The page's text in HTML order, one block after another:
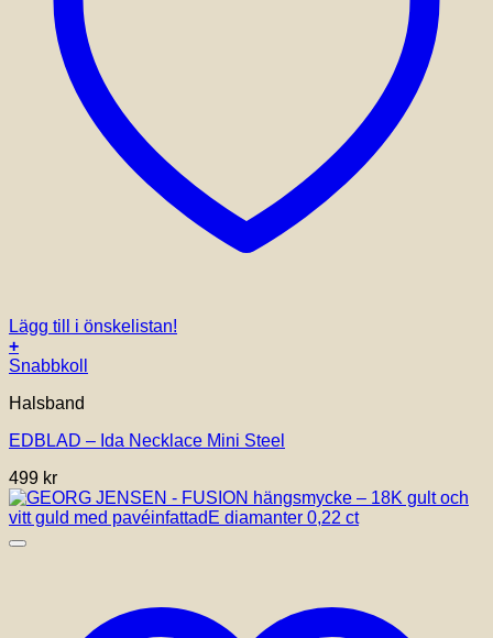
Lägg till i önskelistan!
+
Snabbkoll
Halsband
EDBLAD – Ida Necklace Mini Steel
499 kr